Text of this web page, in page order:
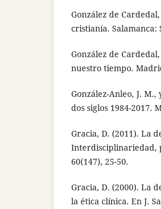
González de
cristianía. Salamanca:
González de
nuestro tiempo.
González-Anleo, J. M.,
dos siglos 1984-2017.
Gracia, D. (2011). La
Interdisciplinariedad,
60(147), 25-50.
Gracia, D. (2000). La
la ética clínica. En J.